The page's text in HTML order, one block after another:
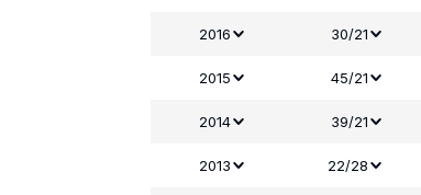
2016 30/21
2015 45/21
2014 39/21
2013 22/28